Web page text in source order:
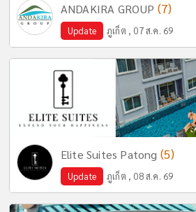
ANDAKIRA GROUP (7)
Update ภูเก็ต , 07 ส.ค. 69
Elite Suites Patong (5)
Update ภูเก็ต , 08 ส.ค. 69